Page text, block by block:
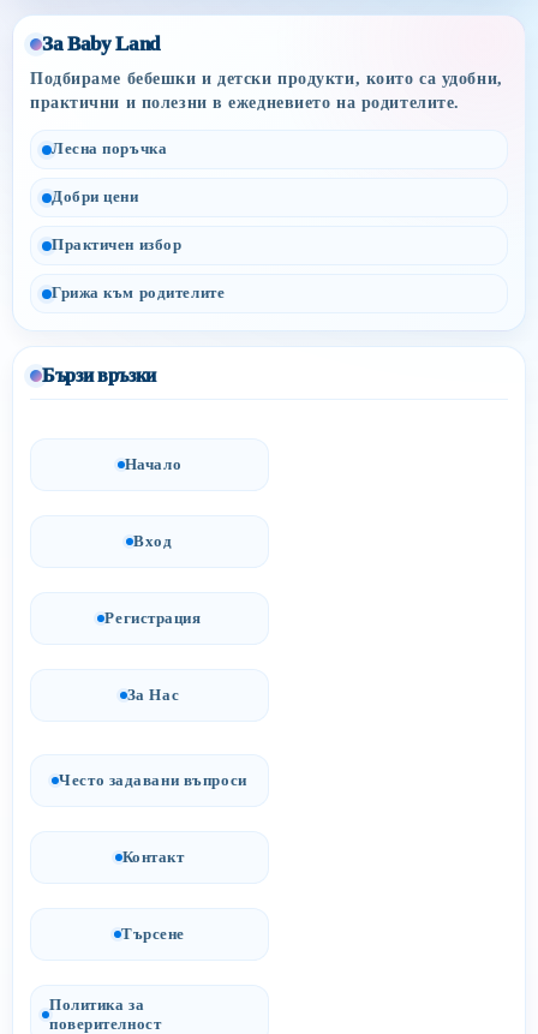
За Baby Land
Подбираме бебешки и детски продукти, които са удобни,
практични и полезни в ежедневието на родителите.
Лесна поръчка
Добри цени
Практичен избор
Грижа към родителите
Бързи връзки
Начало
Вход
Регистрация
За Нас
Често задавани въпроси
Контакт
Търсене
Политика за
поверителност